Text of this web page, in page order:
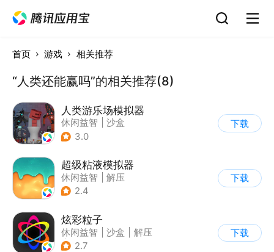
首页 游戏 相关推荐
“人类还能赢吗”的相关推荐(8)
人类游乐场模拟器
休闲益智
沙盒
3.0
下载
超级粘液模拟器
休闲益智
解压
2.4
下载
炫彩粒子
休闲益智 沙盒
解压
| 治愈
2.7
下载